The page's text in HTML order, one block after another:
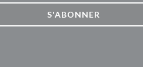
S'ABONNER